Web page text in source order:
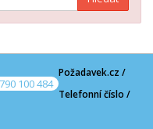
100 484
Požadavek.cz /
Telefonní číslo /